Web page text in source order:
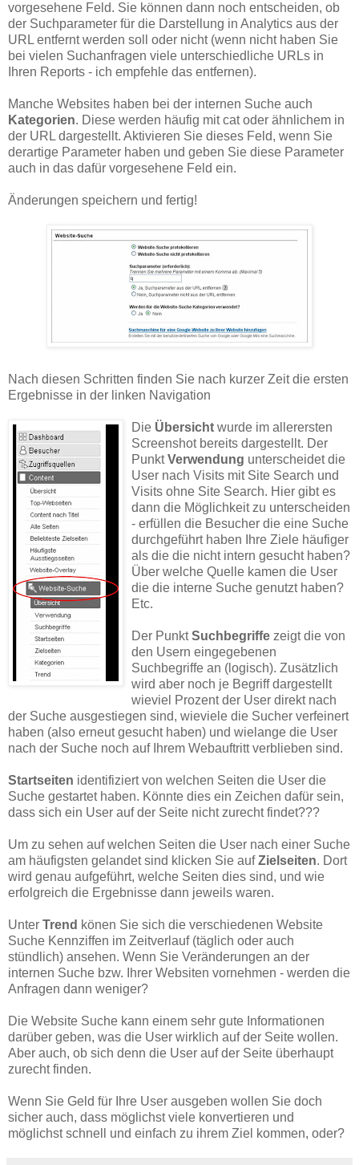
vorgesehene Feld. Sie können dann noch entscheiden, ob
der Suchparameter für die Darstellung in Analytics aus der
URL entfernt werden soll oder nicht (wenn nicht haben Sie
bei vielen Suchanfragen viele unterschiedliche URLs in
Ihren Reports - ich empfehle das entfernen).
Manche Websites haben bei der internen Suche auch
Kategorien. Diese werden häufig mit cat oder ähnlichem in
der URL dargestellt. Aktivieren Sie dieses Feld, wenn Sie
derartige Parameter haben und geben Sie diese Parameter
auch in das dafür vorgesehene Feld ein.
Änderungen speichern und fertig!
Nach diesen Schritten finden Sie nach kurzer Zeit die ersten
Ergebnisse in der linken Navigation
Die Übersicht wurde im allerersten
Screenshot bereits dargestellt. Der
PunktVerwendung unterscheidet die
User nach Visits mit Site Search und
Visits ohne Site Search. Hier gibt es
dann die Möglichkeit zu unterscheiden
- erfüllen die Besucher die eine Suche
durchgeführt haben Ihre Ziele häufiger
als die die nicht intern gesucht haben?
Über welche Quelle kamen die User
die die interne Suche genutzt haben?
Etc.
Der PunktSuchbegriffe zeigt die von
den Usern eingegebenen
Suchbegriffe an (logisch). Zusätzlich
wird aber noch je Begriff dargestellt
wieviel Prozent der User direkt nach
der Suche ausgestiegen sind, wieviele die Sucher verfeinert
haben (also erneut gesucht haben) und wielange die User
nach der Suche noch auf Ihrem Webauftritt verblieben sind.
Startseiten identifiziert von welchen Seiten die User die
Suche gestartet haben. Könnte dies ein Zeichen dafür sein,
dass sich ein User auf der Seite nicht zurecht findet???
Um zu sehen auf welchen Seiten die User nach einer Suche
am häufigsten gelandet sind klicken Sie aufZielseiten. Dort
wird genau aufgeführt, welche Seiten dies sind, und wie
erfolgreich die Ergebnisse dann jeweils waren.
Unter Trend könen Sie sich die verschiedenen Website
Suche Kennziffen im Zeitverlauf (täglich oder auch
stündlich) ansehen. Wenn Sie Veränderungen an der
internen Suche bzw. Ihrer Websiten vornehmen - werden die
Anfragen dann weniger?
Die Website Suche kann einem sehr gute Informationen
darüber geben, was die User wirklich auf der Seite wollen.
Aber auch, ob sich denn die User auf der Seite überhaupt
zurecht finden.
Wenn Sie Geld für Ihre User ausgeben wollen Sie doch
sicher auch, dass möglichst viele konvertieren und
möglichst schnell und einfach zu ihrem Ziel kommen, oder?